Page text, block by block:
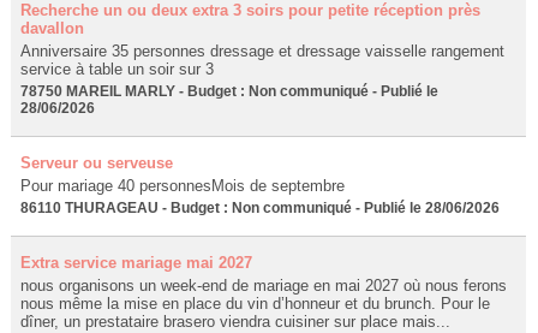
Recherche un ou deux extra 3 soirs pour petite réception près
davallon
Anniversaire 35 personnes dressage et dressage vaisselle rangement
service à table un soir sur 3
78750 MAREIL MARLY - Budget : Non communiqué - Publié le
28/06/2026
Serveur ou serveuse
Pour mariage 40 personnesMois de septembre
86110 THURAGEAU - Budget : Non communiqué - Publié le 28/06/2026
Extra service mariage mai 2027
nous organisons un week-end de mariage en mai 2027 où nous ferons
nous même la mise en place du vin d’honneur et du brunch. Pour le
dîner, un prestataire brasero viendra cuisiner sur place mais...